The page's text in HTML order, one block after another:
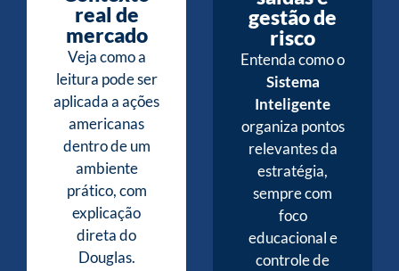
gestão de
risco
Entenda como o
Sistema
Inteligente
organiza pontos
relevantes da
estratégia,
sempre com
foco
educacional e
controle de
real de
mercado
Veja como a
leitura pode ser
aplicada a ações
americanas
dentro de um
ambiente
prático, com
explicação
direta do
Douglas.